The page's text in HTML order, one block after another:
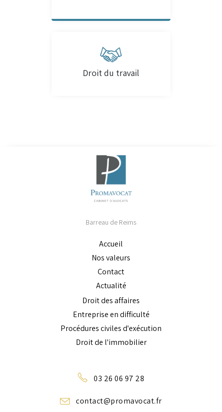
Droit du travail
Barreau de Reims
Accueil
Nos valeurs
Contact
Actualité
Droit des affaires
Entreprise en difficulté
Procédures civiles d'exécution
Droit de l'immobilier
03 26 06 97 28
contact@promavocat.fr